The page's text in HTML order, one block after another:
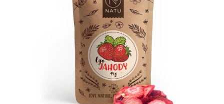
FIREMNÍ DÁRKY
DOPRAVA A PLATBA